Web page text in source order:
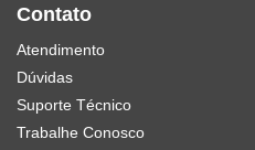
Contato
Atendimento
Dúvidas
Suporte Técnico
Trabalhe Conosco